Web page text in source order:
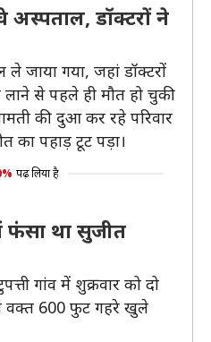
डॉक्टरों ने
जाया गया, जहां डॉक्टरों
लाने से पहले ही मौत हो चुकी
की दुआ कर रहे परिवार
का पहाड़ टूट पड़ा।
पढ़ लिया है
फंसा था सुजीत
गांव में शुक्रवार को दो
वक्त 600 फुट गहरे खुले